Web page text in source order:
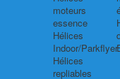
moteurs
essence
Hélices
Indoor/Parkflyer
Hélices
repliables